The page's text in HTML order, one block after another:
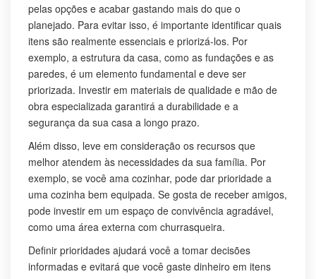
pelas opções e acabar gastando mais do que o
planejado. Para evitar isso, é importante identificar quais
itens são realmente essenciais e priorizá-los. Por
exemplo, a estrutura da casa, como as fundações e as
paredes, é um elemento fundamental e deve ser
priorizada. Investir em materiais de qualidade e mão de
obra especializada garantirá a durabilidade e a
segurança da sua casa a longo prazo.
Além disso, leve em consideração os recursos que
melhor atendem às necessidades da sua família. Por
exemplo, se você ama cozinhar, pode dar prioridade a
uma cozinha bem equipada. Se gosta de receber amigos,
pode investir em um espaço de convivência agradável,
como uma área externa com churrasqueira.
Definir prioridades ajudará você a tomar decisões
informadas e evitará que você gaste dinheiro em itens